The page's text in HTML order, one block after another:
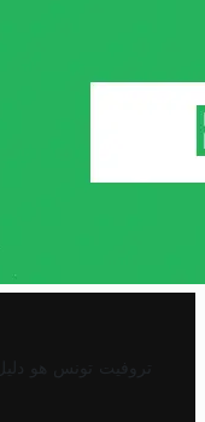
تروفيت تونس هو